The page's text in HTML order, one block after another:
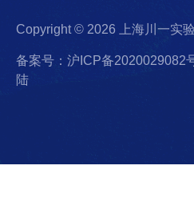
Copyright © 2026 上海川一实
备案号：沪ICP备2020029082
陆